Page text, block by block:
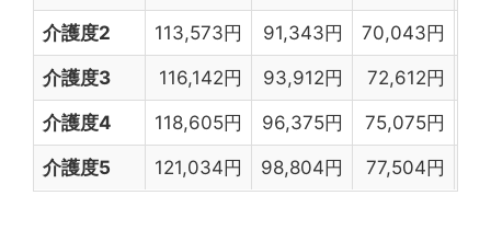
介護度2 113,573円 91,343円 70,043円
介護度3 116,142円 93,912円 72,612円
介護度4 118,605円 96,375円 75,075円
介護度5 121,034円 98,804円 77,504円